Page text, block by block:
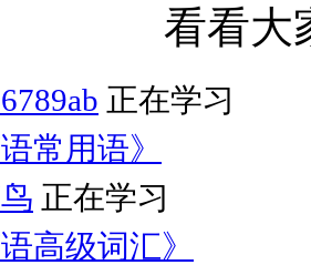
看看大
正在学习
常用语》
正在学习
高级词汇》